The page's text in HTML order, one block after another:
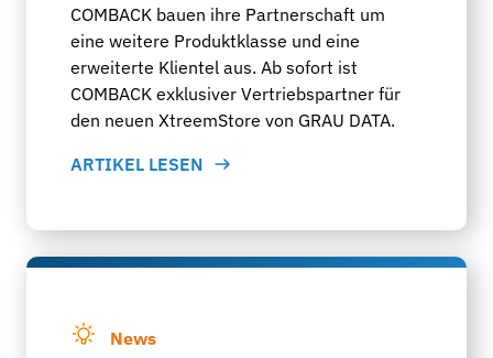
COMBACK bauen ihre Partnerschaft um
eine weitere Produktklasse und eine
erweiterte Klientel aus. Ab sofort ist
COMBACK exklusiver Vertriebspartner für
den neuen XtreemStore von GRAU DATA.
ARTIKEL LESEN
News